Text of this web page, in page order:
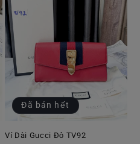
Đã bán hết
Ví Dài Gucci Đỏ TV92